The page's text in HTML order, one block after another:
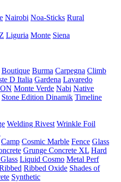
Nairobi Noa-Sticks Rural
Liguria Monte Siena
Boutique Burma Carpegna Climb
D Italia Gardena Lavaredo
Monte Verde Nabi Native
Stone Edition Dinamik Timeline
Welding Rivest Wrinkle Foil
Camp Cosmic Marble Fence Glass
Grunge Concrete XL Hard
Liquid Cosmo Metal Perf
Ribbed Oxide Shades of
Synthetic